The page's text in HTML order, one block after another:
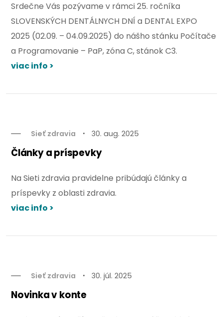
Srdečne Vás pozývame v rámci 25. ročníka
SLOVENSKÝCH DENTÁLNYCH DNÍ a DENTAL EXPO
2025 (02.09. – 04.09.2025) do nášho stánku Počítače
a Programovanie – PaP, zóna C, stánok C3.
viac info >
Sieť zdravia 30. aug. 2025
Články a príspevky
Na Sieti zdravia pravidelne pribúdajú články a
príspevky z oblasti zdravia.
viac info >
Sieť zdravia 30. júl. 2025
Novinka v konte